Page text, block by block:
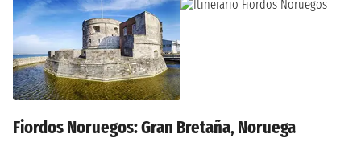
Fiordos Noruegos: Gran Bretaña, Noruega